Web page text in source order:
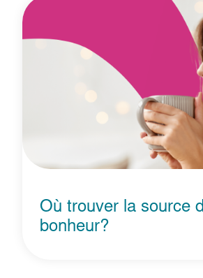
Où trouver la source
bonheur?